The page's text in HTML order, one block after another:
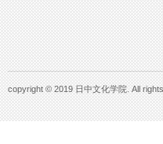
copyright © 2019 日中文化学院. All